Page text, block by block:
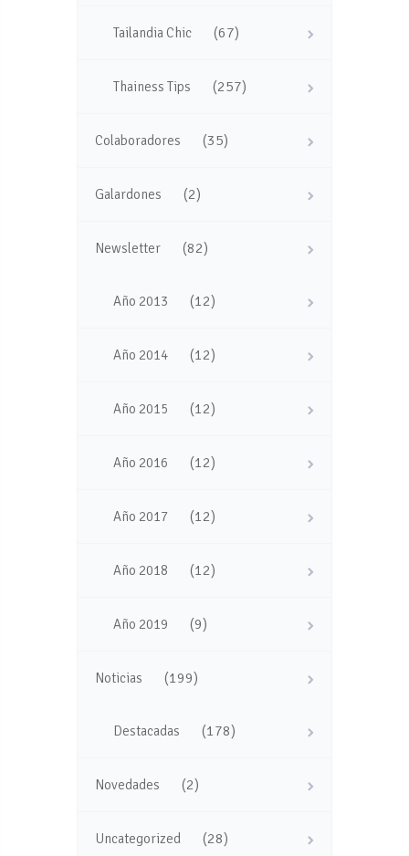
Tailandia Chic (67)
Thainess Tips (257)
Colaboradores (35)
Galardones (2)
Newsletter (82)
Año 2013 (12)
Año 2014 (12)
Año 2015 (12)
Año 2016 (12)
Año 2017 (12)
Año 2018 (12)
Año 2019 (9)
Noticias (199)
Destacadas (178)
Novedades (2)
Uncategorized (28)